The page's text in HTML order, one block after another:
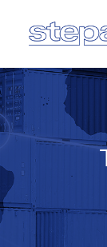
HOME
EVENTS
JOBS
KONTAKT